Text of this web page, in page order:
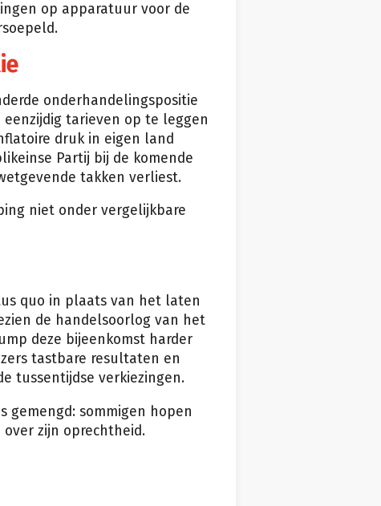
op apparatuur voor de
onderhandelingspositie
tarieven op te leggen
druk in eigen land
Partij bij de komende
takken verliest.
niet onder vergelijkbare
quo in plaats van het laten
de handelsoorlog van het
deze bijeenkomst harder
tastbare resultaten en
tussentijdse verkiezingen.
gemengd: sommigen hopen
zijn oprechtheid.